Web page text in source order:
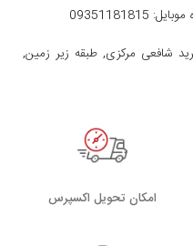
09351181815
شافعی مرکزی, طبقه زیر زمین,
اﻣﮑﺎن ﺗﺤﻮﯾﻞ اﮐﺴﭙﺮس